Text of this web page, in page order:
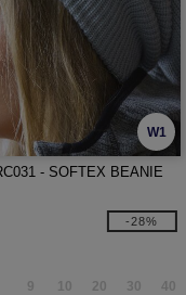
W1
- SOFTEX BEANIE
-28%
9 10 20 30
40